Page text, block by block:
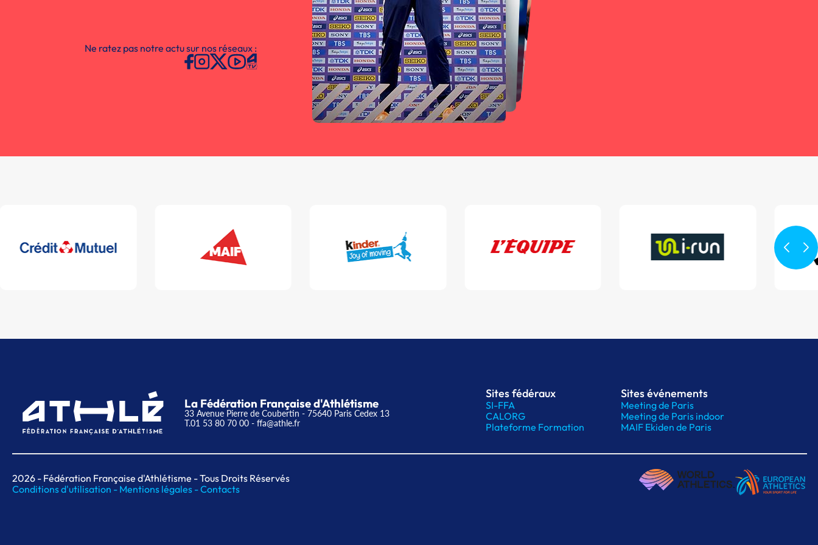
Ne ratez pas notre actu sur nos réseaux :
La Fédération Française d'Athlétisme
33 Avenue Pierre de Coubertin - 75640 Paris Cedex 13
T.01 53 80 70 00 - ffa@athle.fr
Sites fédéraux
SI-FFA
CALORG
Plateforme Formation
Sites événements
Meeting de Paris
Meeting de Paris indoor
MAIF Ekiden de Paris
2026 - Fédération Française d'Athlétisme - Tous Droits Réservés
Conditions d'utilisation - Mentions légales -Contacts